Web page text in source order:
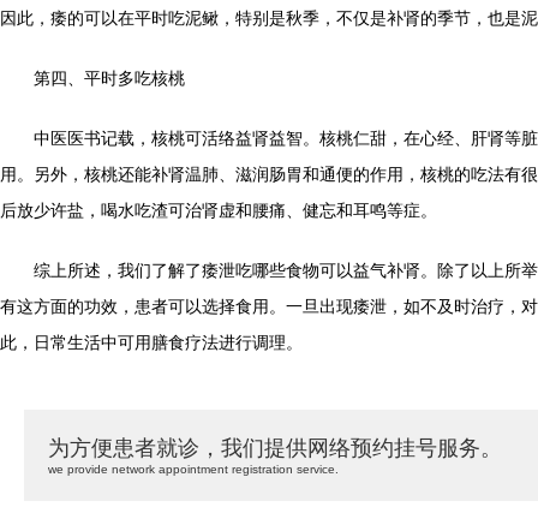
因此，痿的可以在平时吃泥鳅，特别是秋季，不仅是补肾的季节，也是
第四、平时多吃核桃
中医医书记载，核桃可活络益肾益智。核桃仁甜，在心经、肝肾等
用。另外，核桃还能补肾温肺、滋润肠胃和通便的作用，核桃的吃法有
后放少许盐，喝水吃渣可治肾虚和腰痛、健忘和耳鸣等症。
综上所述，我们了解了痿泄吃哪些食物可以益气补肾。除了以上所
有这方面的功效，患者可以选择食用。一旦出现痿泄，如不及时治疗，
此，日常生活中可用膳食疗法进行调理。
为方便患者就诊，我们提供网络预约挂号服务。
we provide network appointment registration service.